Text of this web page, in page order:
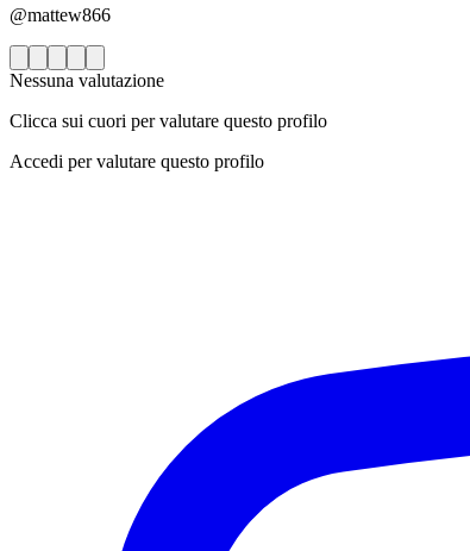
@mattew866
Nessuna valutazione
Clicca sui cuori per valutare questo profilo
Accedi per valutare questo profilo